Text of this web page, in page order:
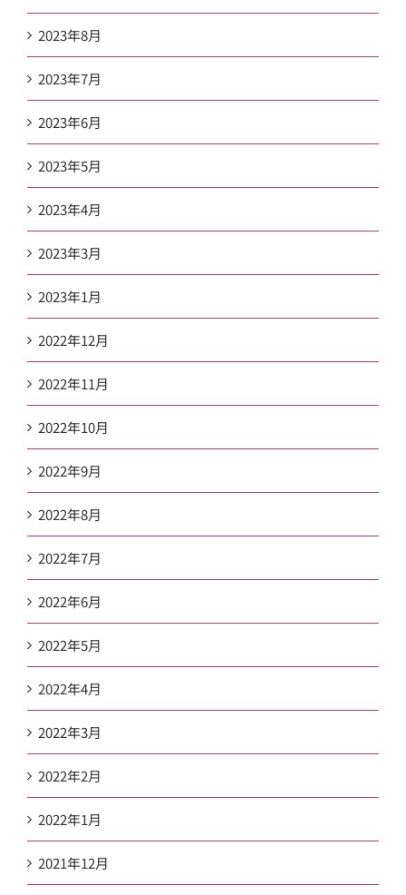
2023年8月
2023年7月
2023年6月
2023年5月
2023年4月
2023年3月
2023年1月
2022年12月
2022年11月
2022年10月
2022年9月
2022年8月
2022年7月
2022年6月
2022年5月
2022年4月
2022年3月
2022年2月
2022年1月
2021年12月